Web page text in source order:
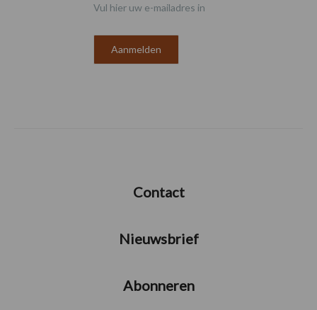
Vul hier uw e-mailadres in
Contact
Nieuwsbrief
Abonneren